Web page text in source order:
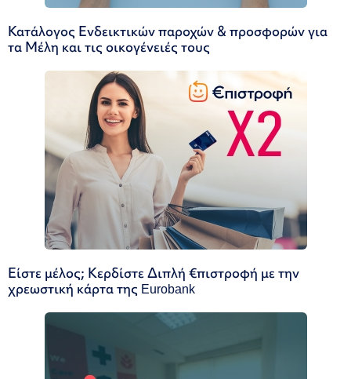
Κατάλογος Ενδεικτικών παροχών & προσφορών για
τα Μέλη και τις οικογένειές τους
Είστε μέλος; Κερδίστε Διπλή €πιστροφή με την
χρεωστική κάρτα της Eurobank